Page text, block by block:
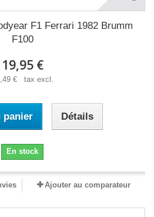
F1 Ferrari 1982 Brumm
F100
19,95 €
€ tax excl.
panier Détails
En stock
Ajouter au comparateur